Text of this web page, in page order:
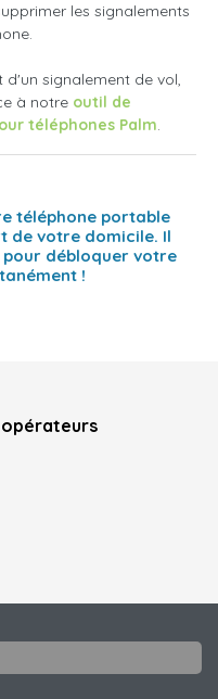
les signalements
signalement de vol,
à notre outil de
téléphones Palm.
téléphone portable
de votre domicile. Il
débloquer votre
!
opérateurs